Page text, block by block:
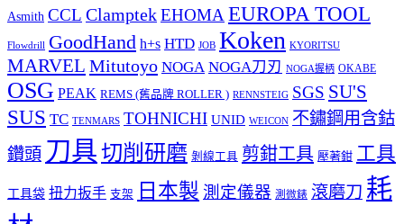
Asmith CCL ClamptekEHOMA EUROPA TOOL
Flowdrill GoodHand h+s HTD JOB Koken KYORITSU
MARVEL Mitutoyo NOGA NOGA刀刃 NOGA握柄 OKABE
OSG PEAK REMS (舊品牌 ROLLER ) RENNSTEIG SGS SU'S
SUS TC TENMARS TOHNICHI UNID WEICON 不鏽鋼用含鈷
鑽頭 刀具切削研磨 剝線工具 剪鉗工具 壓著鉗 工具
工具袋 扭力扳手 支架 日本製 測定儀器 測微錶 滾磨刀 耗